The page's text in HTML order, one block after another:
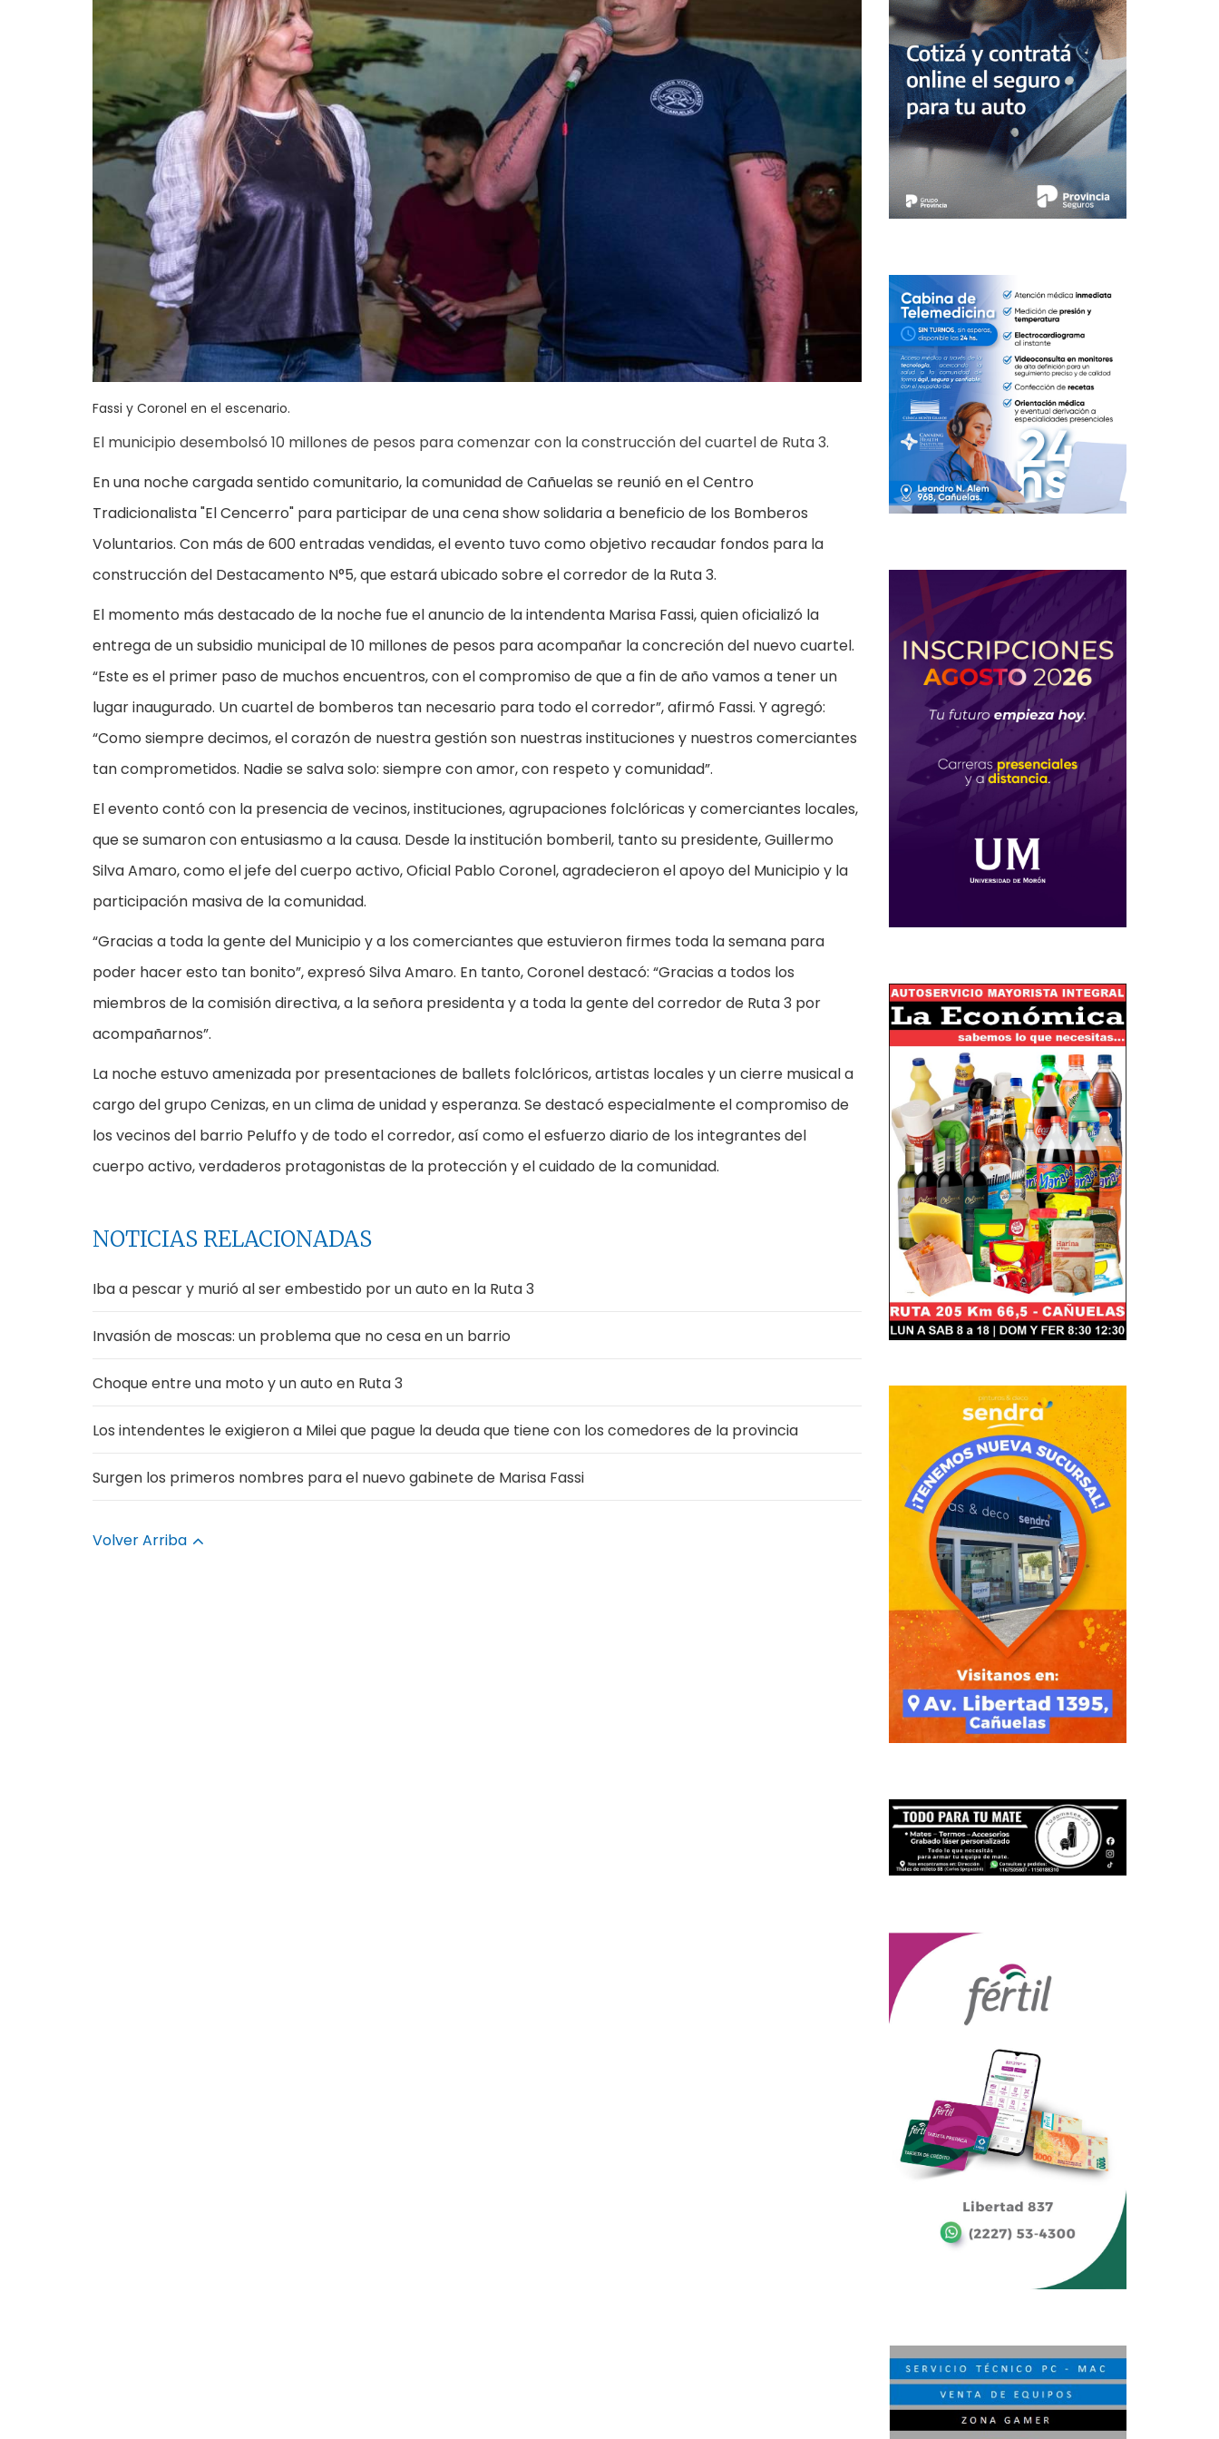
Fassi y Coronel en el escenario.
El municipio desembolsó 10 millones de pesos para comenzar con la construcción del cuartel de Ruta 3.
En una noche cargada sentido comunitario, la comunidad de Cañuelas se reunió en el Centro
Tradicionalista "El Cencerro" para participar de una cena show solidaria a beneficio de los Bomberos
Voluntarios. Con más de 600 entradas vendidas, el evento tuvo como objetivo recaudar fondos para la
construcción del Destacamento N°5, que estará ubicado sobre el corredor de la Ruta 3.
El momento más destacado de la noche fue el anuncio de la intendenta Marisa Fassi, quien oficializó la
entrega de un subsidio municipal de 10 millones de pesos para acompañar la concreción del nuevo cuartel.
“Este es el primer paso de muchos encuentros, con el compromiso de que a fin de año vamos a tener un
lugar inaugurado. Un cuartel de bomberos tan necesario para todo el corredor”, afirmó Fassi. Y agregó:
“Como siempre decimos, el corazón de nuestra gestión son nuestras instituciones y nuestros comerciantes
tan comprometidos. Nadie se salva solo: siempre con amor, con respeto y comunidad”.
El evento contó con la presencia de vecinos, instituciones, agrupaciones folclóricas y comerciantes locales,
que se sumaron con entusiasmo a la causa. Desde la institución bomberil, tanto su presidente, Guillermo
Silva Amaro, como el jefe del cuerpo activo, Oficial Pablo Coronel, agradecieron el apoyo del Municipio y la
participación masiva de la comunidad.
“Gracias a toda la gente del Municipio y a los comerciantes que estuvieron firmes toda la semana para
poder hacer esto tan bonito”, expresó Silva Amaro. En tanto, Coronel destacó: “Gracias a todos los
miembros de la comisión directiva, a la señora presidenta y a toda la gente del corredor de Ruta 3 por
acompañarnos”.
La noche estuvo amenizada por presentaciones de ballets folclóricos, artistas locales y un cierre musical a
cargo del grupo Cenizas, en un clima de unidad y esperanza. Se destacó especialmente el compromiso de
los vecinos del barrio Peluffo y de todo el corredor, así como el esfuerzo diario de los integrantes del
cuerpo activo, verdaderos protagonistas de la protección y el cuidado de la comunidad.
NOTICIAS RELACIONADAS
Iba a pescar y murió al ser embestido por un auto en la Ruta 3
Invasión de moscas: un problema que no cesa en un barrio
Choque entre una moto y un auto en Ruta 3
Los intendentes le exigieron a Milei que pague la deuda que tiene con los comedores de la provincia
Surgen los primeros nombres para el nuevo gabinete de Marisa Fassi
Volver Arriba